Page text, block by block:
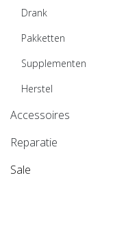
Drank
Pakketten
Supplementen
Herstel
Accessoires
Reparatie
Sale